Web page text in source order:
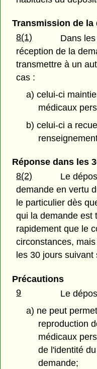
Transmission de la
8(1)
Dans
réception de la
transmettre à un
cas :
a) celui-ci
médicaux
b) celui-ci a
Réponse dans les
8(2)
Le
demande en vertu
le particulier dès
qui la demande est
rapidement que le
circonstances,
les 30 jours suivant
Précautions
9
Le
a) ne peut
reproduction
médicaux
de l'identité
demande;